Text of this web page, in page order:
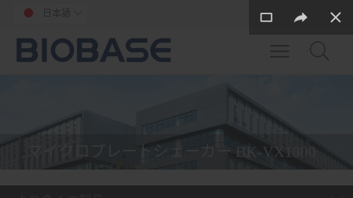
マイクロプレートシェーカー BK-VX1800